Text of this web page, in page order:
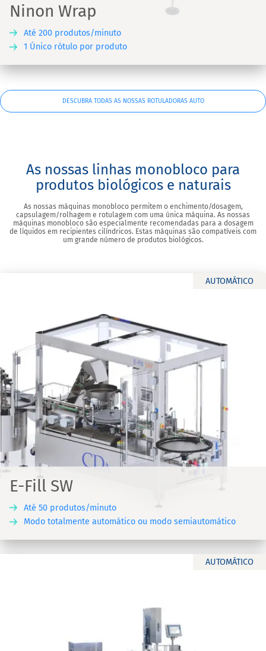
Ninon Wrap
Até 200 produtos/minuto
1 Único rótulo por produto
DESCUBRA TODAS AS NOSSAS ROTULADORAS AUTO
As nossas linhas monobloco para
produtos biológicos e naturais
As nossas máquinas monobloco permitem o enchimento/dosagem,
capsulagem/rolhagem e rotulagem com uma única máquina. As nossas
máquinas monobloco são especialmente recomendadas para a dosagem
de líquidos em recipientes cilíndricos. Estas máquinas são compatíveis com
um grande número de produtos biológicos.
AUTOMÁTICO
E-Fill SW
Até 50 produtos/minuto
Modo totalmente automático ou modo semiautomático
AUTOMÁTICO